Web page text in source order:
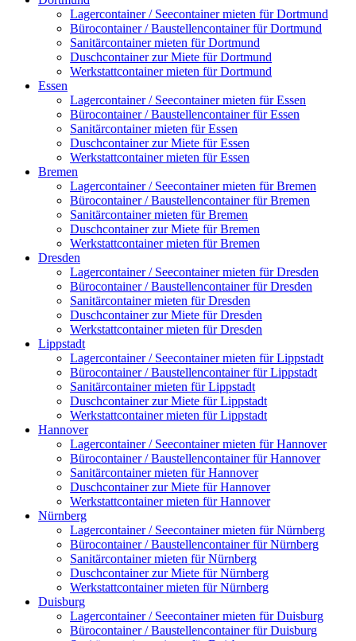
Lagercontainer / Seecontainer mieten für Dortmund
Bürocontainer / Baustellencontainer für Dortmund
Sanitärcontainer mieten für Dortmund
Duschcontainer zur Miete für Dortmund
Werkstattcontainer mieten für Dortmund
Essen
Lagercontainer / Seecontainer mieten für Essen
Bürocontainer / Baustellencontainer für Essen
Sanitärcontainer mieten für Essen
Duschcontainer zur Miete für Essen
Werkstattcontainer mieten für Essen
Bremen
Lagercontainer / Seecontainer mieten für Bremen
Bürocontainer / Baustellencontainer für Bremen
Sanitärcontainer mieten für Bremen
Duschcontainer zur Miete für Bremen
Werkstattcontainer mieten für Bremen
Dresden
Lagercontainer / Seecontainer mieten für Dresden
Bürocontainer / Baustellencontainer für Dresden
Sanitärcontainer mieten für Dresden
Duschcontainer zur Miete für Dresden
Werkstattcontainer mieten für Dresden
Lippstadt
Lagercontainer / Seecontainer mieten für Lippstadt
Bürocontainer / Baustellencontainer für Lippstadt
Sanitärcontainer mieten für Lippstadt
Duschcontainer zur Miete für Lippstadt
Werkstattcontainer mieten für Lippstadt
Hannover
Lagercontainer / Seecontainer mieten für Hannover
Bürocontainer / Baustellencontainer für Hannover
Sanitärcontainer mieten für Hannover
Duschcontainer zur Miete für Hannover
Werkstattcontainer mieten für Hannover
Nürnberg
Lagercontainer / Seecontainer mieten für Nürnberg
Bürocontainer / Baustellencontainer für Nürnberg
Sanitärcontainer mieten für Nürnberg
Duschcontainer zur Miete für Nürnberg
Werkstattcontainer mieten für Nürnberg
Duisburg
Lagercontainer / Seecontainer mieten für Duisburg
Bürocontainer / Baustellencontainer für Duisburg